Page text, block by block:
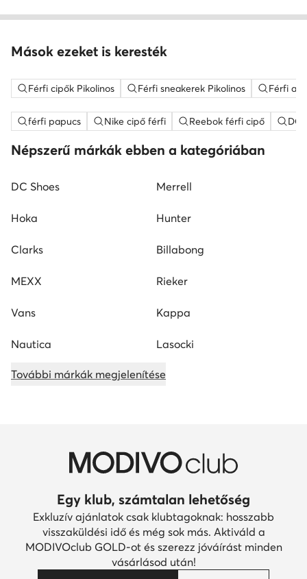
Mások ezeket is keresték
Férfi cipők Pikolinos Férfi sneakerek Pikolinos Férfi
férfi papucs Nike cipő férfi Reebok férfi cipő DC
Népszerű márkák ebben a kategóriában
DC Shoes Merrell
Hoka Hunter
Clarks Billabong
MEXX Rieker
Vans Kappa
Nautica Lasocki
További márkák megjelenítése
Egy klub, számtalan lehetőség
Exkluzív ajánlatok csak klubtagoknak: hosszabb
visszaküldési idő és még sok más. Aktiváld a
MODIVOclub GOLD-ot és szerezz jóváírást minden
vásárlásod után!